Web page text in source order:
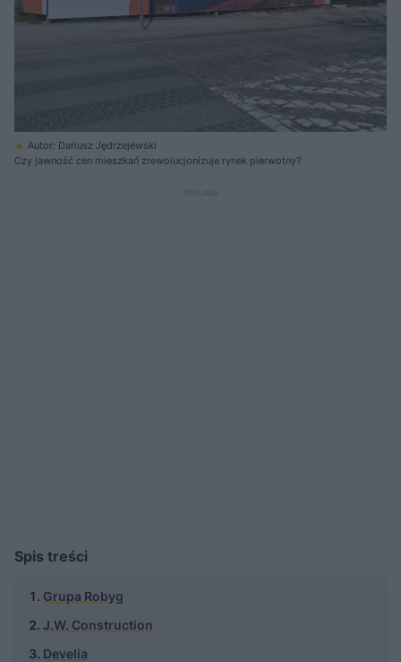
Autor: Dariusz Jędrzejewski
Czy jawność cen mieszkań zrewolucjonizuje rynek pierwotny?
Spis treści
Grupa Robyg
J.W. Construction
Develia